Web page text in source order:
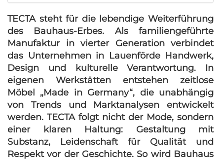
TECTA steht für die lebendige Weiterführung
des Bauhaus-Erbes. Als familiengeführte
Manufaktur in vierter Generation verbindet
das Unternehmen in Lauenförde Handwerk,
Design und kulturelle Verantwortung. In
eigenen Werkstätten entstehen zeitlose
Möbel „Made in Germany“, die unabhängig
von Trends und Marktanalysen entwickelt
werden. TECTA folgt nicht der Mode, sondern
einer klaren Haltung: Gestaltung mit
Substanz, Leidenschaft für Qualität und
Respekt vor der Geschichte. So wird Bauhaus